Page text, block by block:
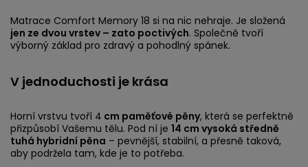
Matrace Comfort Memory 18 si na nic nehraje. Je složená
jen ze dvou vrstev – zato poctivých. Společně tvoří
výborný základ pro zdravý a pohodlný spánek.
V jednoduchosti je krása
Horní vrstvu tvoří 4 cm paměťové pěny, která se perfektně
přizpůsobí Vašemu tělu. Pod ní je 14 cm vysoká středně
tuhá hybridní pěna – pevnější, stabilní, a přesně taková,
aby podržela tam, kde je to potřeba.